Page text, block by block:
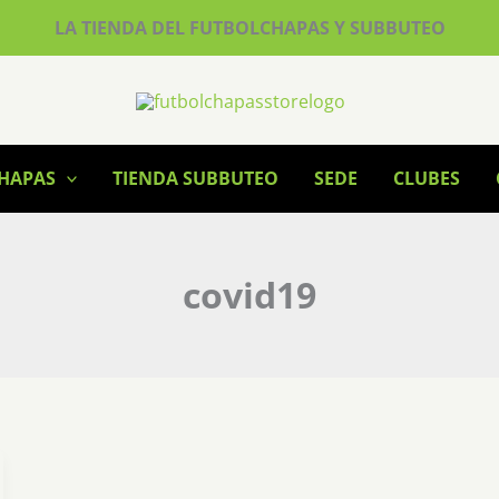
LA TIENDA DEL FUTBOLCHAPAS Y SUBBUTEO
TIENDA SUBBUTEO SEDE CLUBES
covid19